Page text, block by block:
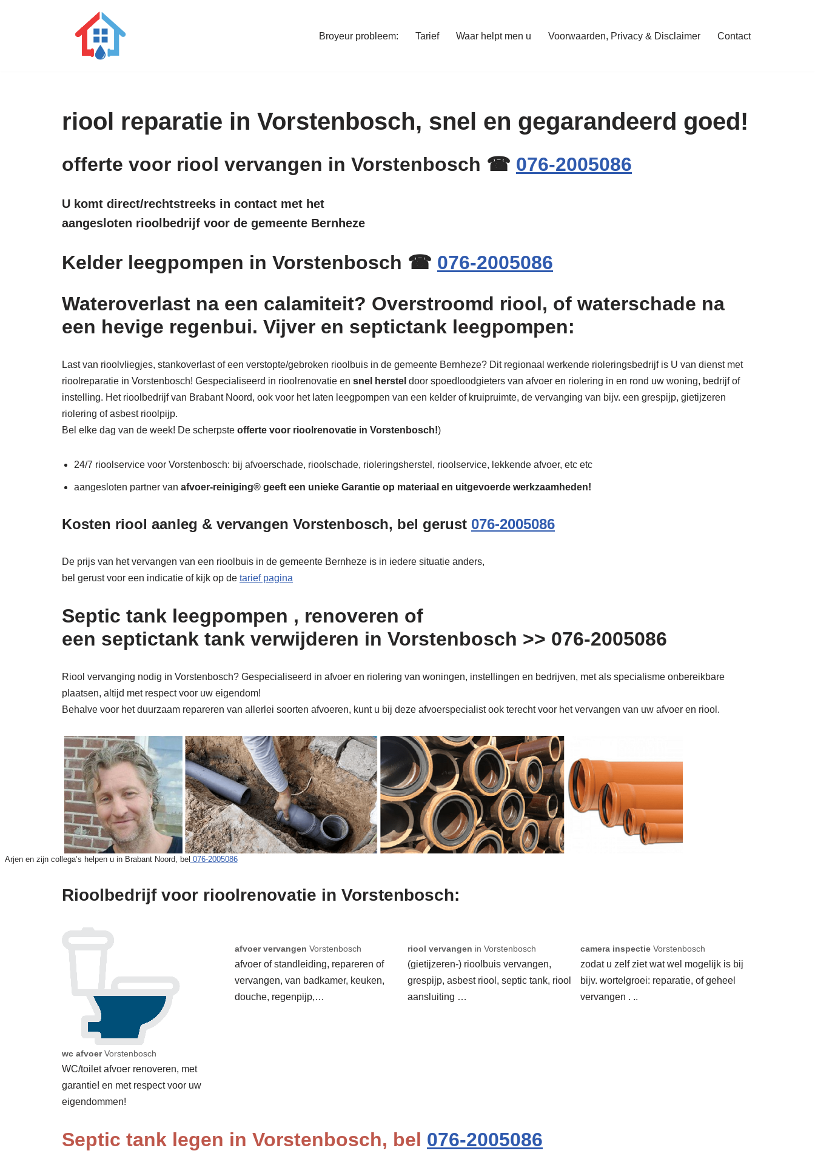
Broyeur probleem: Tarief Waar helpt men u Voorwaarden, Privacy & Disclaimer Contact
riool reparatie in Vorstenbosch, snel en gegarandeerd goed!
offerte voor riool vervangen in Vorstenbosch ☎ 076-2005086
U komt direct/rechtstreeks in contact met het
aangesloten rioolbedrijf voor de gemeente Bernheze
Kelder leegpompen in Vorstenbosch ☎ 076-2005086
Wateroverlast na een calamiteit? Overstroomd riool, of waterschade na
een hevige regenbui. Vijver en septictank leegpompen:
Last van rioolvliegjes, stankoverlast of een verstopte/gebroken rioolbuis in de gemeente Bernheze? Dit regionaal werkende rioleringsbedrijf is U van dienst met
rioolreparatie in Vorstenbosch! Gespecialiseerd in rioolrenovatie en snel herstel door spoedloodgieters van afvoer en riolering in en rond uw woning, bedrijf of
instelling. Het rioolbedrijf van Brabant Noord, ook voor het laten leegpompen van een kelder of kruipruimte, de vervanging van bijv. een grespijp, gietijzeren
riolering of asbest rioolpijp.
Bel elke dag van de week! De scherpste offerte voor rioolrenovatie in Vorstenbosch!)
24/7 rioolservice voor Vorstenbosch: bij afvoerschade, rioolschade, rioleringsherstel, rioolservice, lekkende afvoer, etc etc
aangesloten partner van afvoer-reiniging® geeft een unieke Garantie op materiaal en uitgevoerde werkzaamheden!
Kosten riool aanleg & vervangen Vorstenbosch, bel gerust 076-2005086
De prijs van het vervangen van een rioolbuis in de gemeente Bernheze is in iedere situatie anders,
bel gerust voor een indicatie of kijk op de tarief pagina
Septic tank leegpompen , renoveren of
een septictank tank verwijderen in Vorstenbosch >> 076-2005086
Riool vervanging nodig in Vorstenbosch? Gespecialiseerd in afvoer en riolering van woningen, instellingen en bedrijven, met als specialisme onbereikbare
plaatsen, altijd met respect voor uw eigendom!
Behalve voor het duurzaam repareren van allerlei soorten afvoeren, kunt u bij deze afvoerspecialist ook terecht voor het vervangen van uw afvoer en riool.
Arjen en zijn collega’s helpen u in Brabant Noord, bel 076-2005086
Rioolbedrijf voor rioolrenovatie in Vorstenbosch:
wc afvoerVorstenbosch
WC/toilet afvoer renoveren, met
garantie! en met respect voor uw
eigendommen!
afvoer vervangen Vorstenbosch
afvoer of standleiding, repareren of
vervangen, van badkamer, keuken,
douche, regenpijp,…
riool vervangen in Vorstenbosch
(gietijzeren-) rioolbuis vervangen,
grespijp, asbest riool, septic tank, riool
aansluiting …
camera inspectie Vorstenbosch
zodat u zelf ziet wat wel mogelijk is bij
bijv. wortelgroei: reparatie, of geheel
vervangen . ..
Septic tank legen in Vorstenbosch, bel 076-2005086